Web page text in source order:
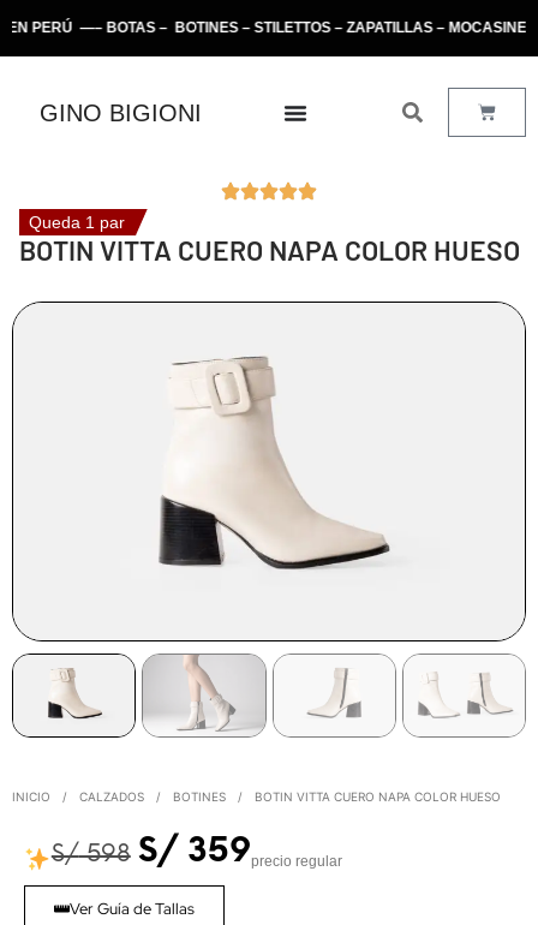
—– BOTAS – BOTINES – STILETTOS – ZAPATILLAS –
GINO BIGIONI
Queda 1 par
BOTIN VITTA CUERO NAPA COLOR HUESO
INICIO / CALZADOS / BOTINES / BOTIN VITTA CUERO NAPA COLOR HUESO
S/598 S/ 359precio regular
Ver Guía de Tallas